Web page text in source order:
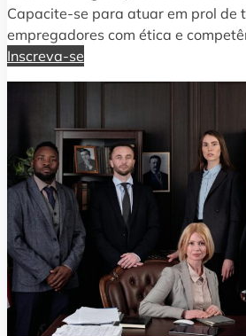
Capacite-se para atuar em prol de
empregadores com ética e
Inscreva-se